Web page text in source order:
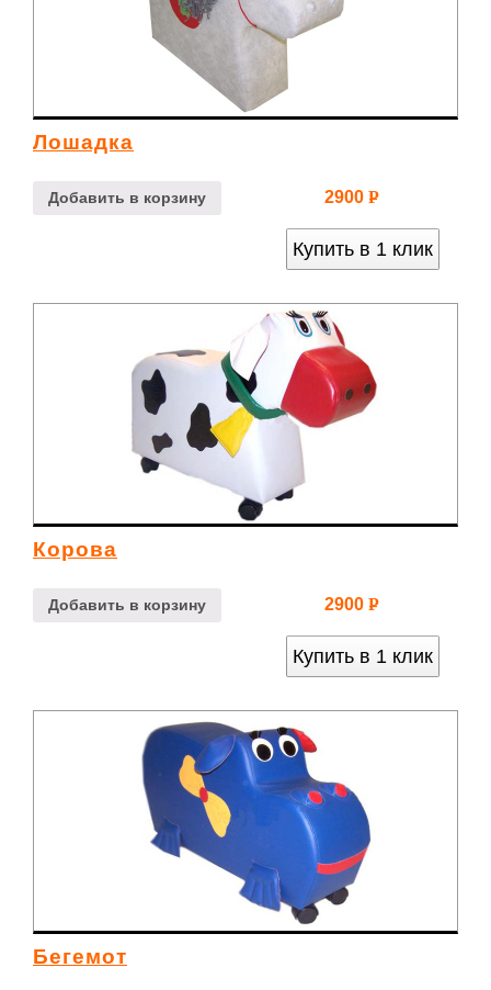
Лошадка
Добавить в корзину 2900 Р
Купить в 1 клик
Корова
Добавить в корзину 2900 Р
Купить в 1 клик
Бегемот